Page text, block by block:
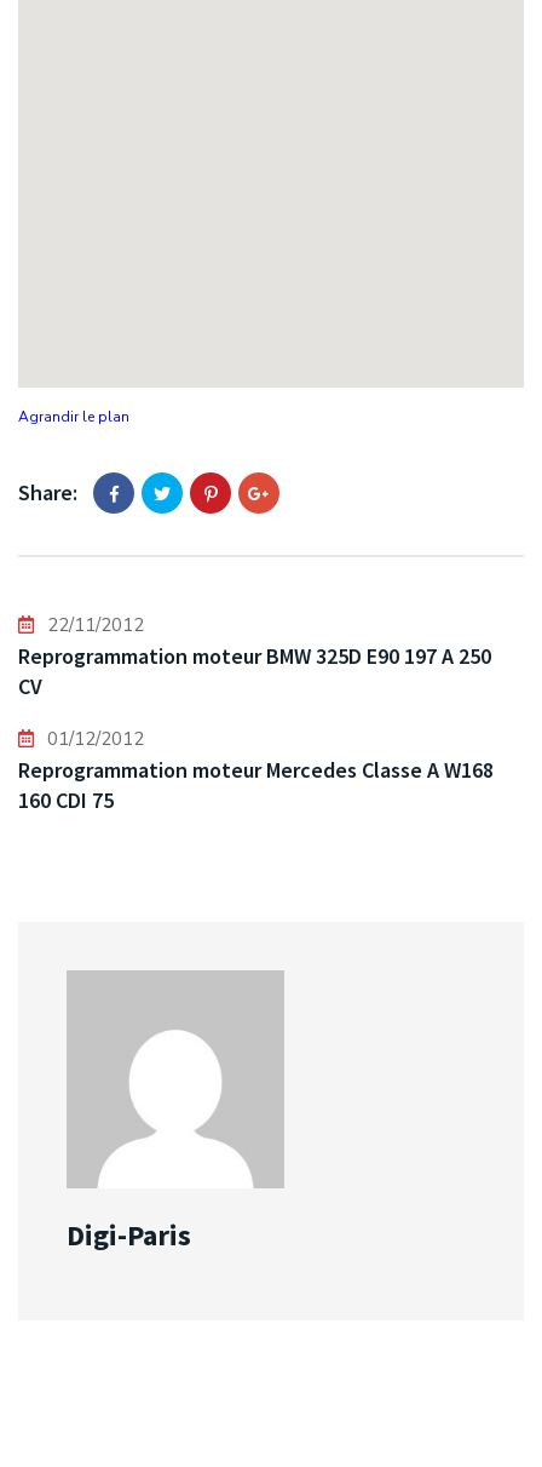
Agrandir le plan
Share:
22/11/2012
Reprogrammation moteur BMW 325D E90 197 A 250
CV
01/12/2012
Reprogrammation moteur Mercedes Classe A W168
160 CDI 75
Digi-Paris